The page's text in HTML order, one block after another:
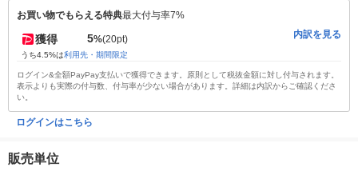
お買い物でもらえる特典最大付与率7%
獲得 5%(20pt)
うち4.5%は利用先・期間限定
内訳を見る
ログイン&全額PayPay支払いで獲得できます。原則として税抜金額に対し付与されます。
表示よりも実際の付与数、付与率が少ない場合があります。詳細は内訳からご確認くださ
い。
ログインはこちら
販売単位